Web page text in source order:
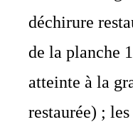
déchirure
de la planche
atteinte à la
restaurée) ;